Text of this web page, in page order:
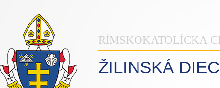
RÍMSKOKATOLÍCKA
ŽILINSKÁ